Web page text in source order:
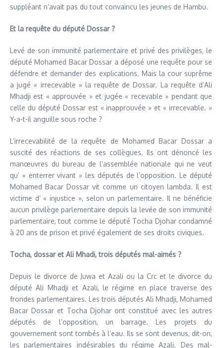
suppléant n’avait pas du tout convaincu les jeunes de Hambu.
Et la requête du député Dossar ?
Levé de son immunité parlementaire et privé des privilèges, le
député Mohamed Bacar Dossar a déposé une requête pour se
défendre et demander des explications. Mais la cour suprême
a jugé « irrecevable » la requête de Dossar. La requête d’Ali
Mhadji est « approuvée » et jugée « recevable » pendant que
celle du député Dossar est « inapprouvée » et « irrecevable. »
Y-a-t-il anguille sous roche ?
L’irrecevabilité de la requête de Mohamed Bacar Dossar a
suscité des réactions de ses collègues. Ils ont dénoncé les
manœuvres du bureau de l’assemblée nationale qui ne veut
qu’ « enterrer vivant » les députés de l’opposition. Le député
Mohamed Bacar Dossar vit comme un citoyen lambda. Il est
victime d’ « injustice », selon un parlementaire. Il ne bénéficie
aucun privilège parlementaire depuis la levée de son immunité
parlementaire, tout comme le député Tocha Djohar condamné
à 20 ans de prison et privé également de ses droits civiques.
Tocha, dossar et Ali Mhadi, trois députés mal-aimés ?
Depuis le divorce de Juwa et Azali ou la Crc et le divorce du
député Ali Mhadji et Azali, le régime en place traverse des
frondes parlementaires. Les trois députés Ali Mhadji, Mohamed
Bacar Dossar et Tocha Djohar ont constitué avec les autres
députés de l’opposition, un barrage. Les projets du
gouvernement sont tombés à l’eau. Ils se sont devenus, dit-on,
les parlementaires indésirables du régime Azali. Des mal-